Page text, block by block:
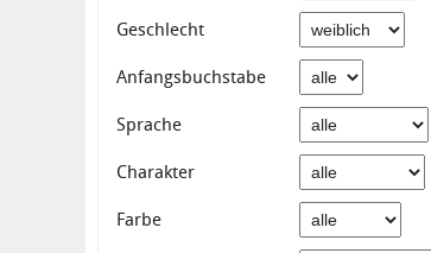
Geschlecht
Anfangsbuchstabe
Sprache
Charakter
Farbe